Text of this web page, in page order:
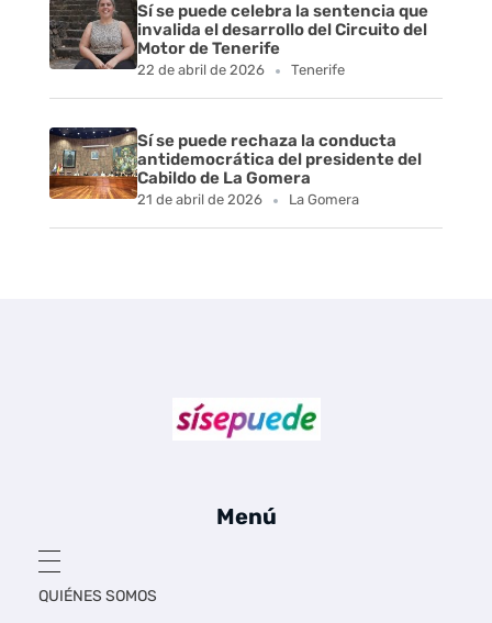
Sí se puede celebra la sentencia que
invalida el desarrollo del Circuito del
Motor de Tenerife
22 de abril de 2026 Tenerife
Sí se puede rechaza la conducta
antidemocrática del presidente del
Cabildo de La Gomera
21 de abril de 2026 La Gomera
Menú
QUIÉNES SOMOS